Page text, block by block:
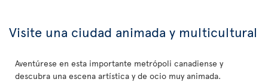
Visite una ciudad animada y multicultural
Aventúrese en esta importante metrópoli canadiense y
descubra una escena artística y de ocio muy animada.